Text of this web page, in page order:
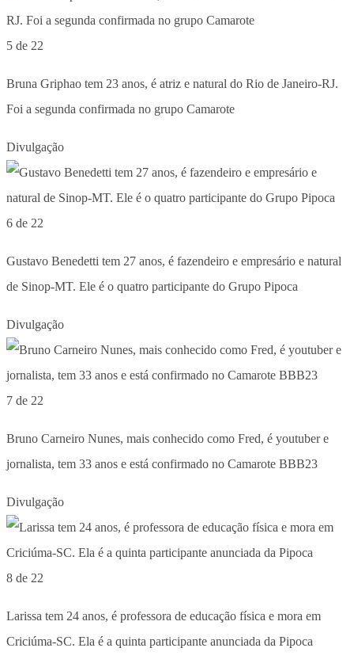
5 de 22
Bruna Griphao tem 23 anos, é atriz e natural do Rio de Janeiro-RJ.
Foi a segunda confirmada no grupo Camarote
Divulgação
6 de 22
Gustavo Benedetti tem 27 anos, é fazendeiro e empresário e natural
de Sinop-MT. Ele é o quatro participante do Grupo Pipoca
Divulgação
7 de 22
Bruno Carneiro Nunes, mais conhecido como Fred, é youtuber e
jornalista, tem 33 anos e está confirmado no Camarote BBB23
Divulgação
8 de 22
Larissa tem 24 anos, é professora de educação física e mora em
Criciúma-SC. Ela é a quinta participante anunciada da Pipoca